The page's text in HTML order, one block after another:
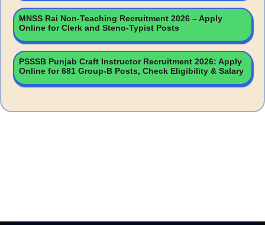
MNSS Rai Non-Teaching Recruitment 2026 – Apply
Online for Clerk and Steno-Typist Posts
PSSSB Punjab Craft Instructor Recruitment 2026: Apply
Online for 681 Group-B Posts, Check Eligibility & Salary